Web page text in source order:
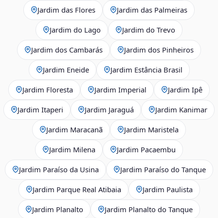
Jardim das Flores Jardim das Palmeiras
Jardim do Lago Jardim do Trevo
Jardim dos Cambarás Jardim dos Pinheiros
Jardim Eneide Jardim Estância Brasil
Jardim Floresta Jardim Imperial Jardim Ipê
Jardim Itaperi Jardim Jaraguá Jardim Kanimar
Jardim Maracanã Jardim Maristela
Jardim Milena Jardim Pacaembu
Jardim Paraíso da Usina Jardim Paraíso do Tanque
Jardim Parque Real Atibaia Jardim Paulista
Jardim Planalto Jardim Planalto do Tanque